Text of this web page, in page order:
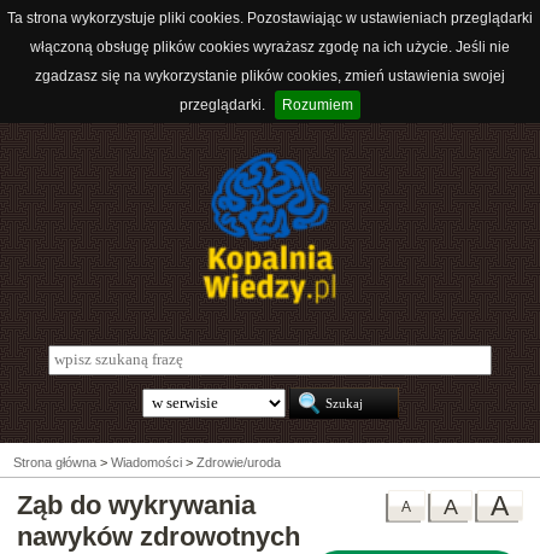
Ta strona wykorzystuje pliki cookies. Pozostawiając w ustawieniach przeglądarki
włączoną obsługę plików cookies wyrażasz zgodę na ich użycie. Jeśli nie
zgadzasz się na wykorzystanie plików cookies, zmień ustawienia swojej
przeglądarki.
Rozumiem
Strona główna > Wiadomości > Zdrowie/uroda
A
A
A
Ząb do wykrywania
nawyków zdrowotnych